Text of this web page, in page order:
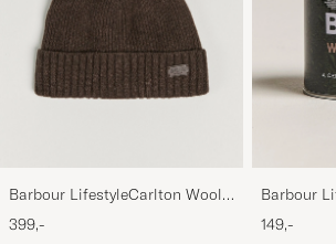
Barbour LifestyleCarlton Wool
BeanieMid Brown
399,-
Barbour
149,-